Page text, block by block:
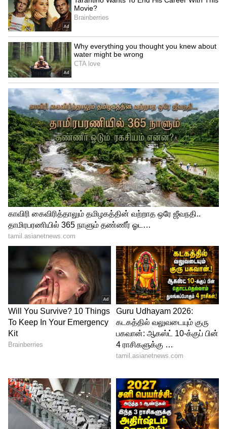
Related Articles
Trigrahi Yoga 2026: 12 ஆண்டுகளுக்கு
பிறகு ஒரே ராசியில் அமரும் 3 சுப
கிரகங்கள்.! 4 ராசிகளுக்கு ராஜயோகம்.!
Shukra Gochar: சுக்கிரன் பெயர்ச்சி.! இந்த
4 ராசிக்காரர்களுக்கு ஒரு மாசம்
கொண்டாட்டம் தான்.!
3
5
Image Credit :Asianet News
விருச்சிகம்
ஜூன் 21 வரை, விருச்சிக ராசிக்காரர்கள்
சின்ன சின்ன விஷயங்களுக்குக் கூட
அதிகமாக எதிர்வினையாற்றுவதைத்
தவிர்க்க வேண்டும். அலுவலகத்தில்
உங்கள் உழைப்புக்கான பெயரை வேறு
ஒரு முக்கிய பிசினஸ் வாடிக்கையாளர்
கடைசி நேரத்தில் பின்வாங்கலாம்.